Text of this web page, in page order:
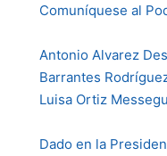
Comuníquese al
Antonio Alvarez
Barrantes
Luisa Ortiz
Dado en la